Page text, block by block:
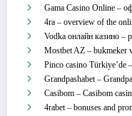
Gama Casino Online –
4ra – overview of the
Vodka онлайн казино –
Mostbet AZ – bukmeker
Pinco casino Türkiye’de
Grandpashabet –
Casibom – Casibom
4rabet – bonuses and